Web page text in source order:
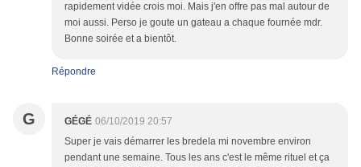
rapidement vidée crois moi. Mais j'en offre pas mal autour de
moi aussi. Perso je goute un gateau a chaque fournée mdr.
Bonne soirée et a bientôt.
Répondre
G GÉGÉ 06/10/2019 20:57
Super je vais démarrer les bredela mi novembre environ
pendant une semaine. Tous les ans c'est le même rituel et ça